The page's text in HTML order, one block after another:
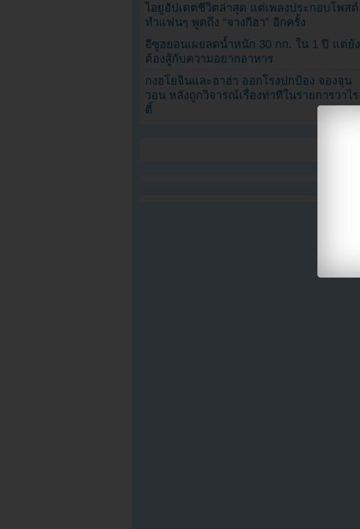
ไอยูอัปเดตชีวิตล่าสุด แต่เพลงประกอบโพสต์
ทำแฟนๆ พูดถึง “จางกีฮา” อีกครั้ง
อีซูฮยอนเผยลดน้ำหนัก 30 กก. ใน 1 ปี แต่ยัง
ต้องสู้กับความอยากอาหาร
กงฮโยจินและฮาฮ่า ออกโรงปกป้อง จองจุน
วอน หลังถูกวิจารณ์เรื่องท่าทีในรายการวาไร
ตี้